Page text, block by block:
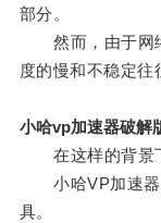
部分。
然而，由于网络
度的慢和不稳定往
小哈vp加速器破解
在这样的背景下
小哈VP加速器
具。